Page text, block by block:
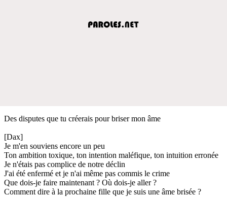
Des disputes que tu créerais pour briser mon âme
[Dax]
Je m'en souviens encore un peu
Ton ambition toxique, ton intention maléfique, ton intuition erronée
Je n'étais pas complice de notre déclin
J'ai été enfermé et je n'ai même pas commis le crime
Que dois-je faire maintenant ? Où dois-je aller ?
Comment dire à la prochaine fille que je suis une âme brisée ?